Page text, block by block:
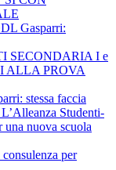
Gasparri:
SECONDARIA I e
ALLA PROVA
stessa faccia
Studenti-
nuova scuola
per